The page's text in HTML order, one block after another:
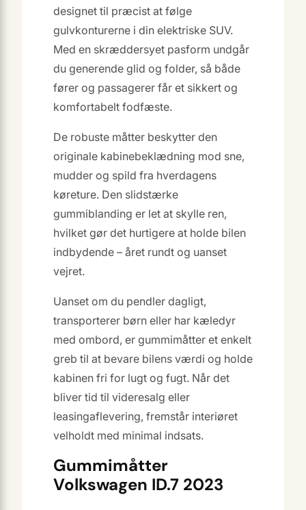
designet til præcist at følge
gulvkonturerne i din elektriske SUV.
Med en skræddersyet pasform undgår
du generende glid og folder, så både
fører og passagerer får et sikkert og
komfortabelt fodfæste.
De robuste måtter beskytter den
originale kabinebeklædning mod sne,
mudder og spild fra hverdagens
køreture. Den slidstærke
gummiblanding er let at skylle ren,
hvilket gør det hurtigere at holde bilen
indbydende – året rundt og uanset
vejret.
Uanset om du pendler dagligt,
transporterer børn eller har kæledyr
med ombord, er gummimåtter et enkelt
greb til at bevare bilens værdi og holde
kabinen fri for lugt og fugt. Når det
bliver tid til videresalg eller
leasingaflevering, fremstår interiøret
velholdt med minimal indsats.
Gummimåtter
Volkswagen ID.7 2023